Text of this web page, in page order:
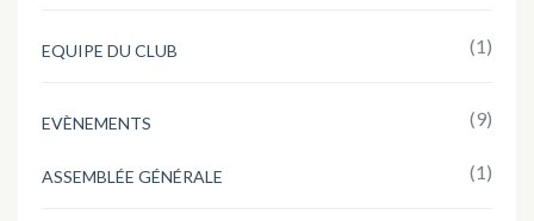
EQUIPE DU CLUB (1)
EVÈNEMENTS (9)
ASSEMBLÉE GÉNÉRALE (1)